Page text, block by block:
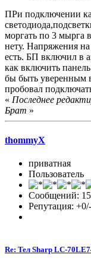
ПРи подключении
моргать по 3 мырга
нету. Напряжения
есть. БП включил в
как включить
бы быть уверенным
пробовал
« Последнее
Брат »
thommyX
приватная
Пользователь
Сообщений: 15
Репутация:
Re: Тел Sharp LC-